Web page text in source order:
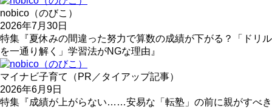
nobico（のびこ）
2026年7月30日
特集『夏休みの間違った努力で算数の成績が下がる？「ドリル
を一通り解く」学習法がNGな理由』
マイナビ子育て（PR／タイアップ記事）
2026年6月9日
特集『成績が上がらない……安易な「転塾」の前に親がすべき